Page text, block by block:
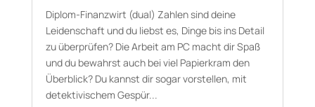
Diplom-Finanzwirt (dual) Zahlen sind deine
Leidenschaft und du liebst es, Dinge bis ins Detail
zu überprüfen? Die Arbeit am PC macht dir Spaß
und du bewahrst auch bei viel Papierkram den
Überblick? Du kannst dir sogar vorstellen, mit
detektivischem Gespür...